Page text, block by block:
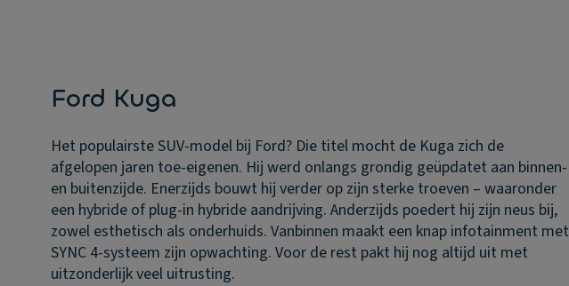
Ford Kuga
Het populairste SUV-model bij Ford? Die titel mocht de Kuga zich de
afgelopen jaren toe-eigenen. Hij werd onlangs grondig geüpdatet aan binnen-
en buitenzijde. Enerzijds bouwt hij verder op zijn sterke troeven – waaronder
een hybride of plug-in hybride aandrijving. Anderzijds poedert hij zijn neus bij,
zowel esthetisch als onderhuids. Vanbinnen maakt een knap infotainment met
SYNC 4-systeem zijn opwachting. Voor de rest pakt hij nog altijd uit met
uitzonderlijk veel uitrusting.